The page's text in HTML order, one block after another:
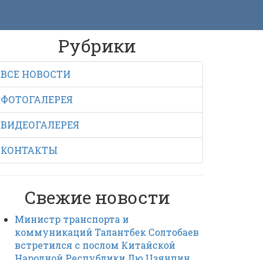
Рубрики
ВСЕ НОВОСТИ
ФОТОГАЛЕРЕЯ
ВИДЕОГАЛЕРЕЯ
КОНТАКТЫ
Свежие новости
Министр транспорта и
коммуникаций Талантбек Солтобаев
встретился с послом Китайской